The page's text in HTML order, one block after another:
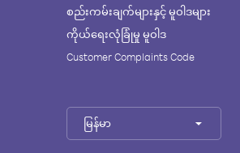
စည်းကမ်းချက်များနှင့် မူဝါဒများ
ကိုယ်ရေးလုံခြုံမှု မူဝါဒ
Customer Complaints Code
မြန်မာ